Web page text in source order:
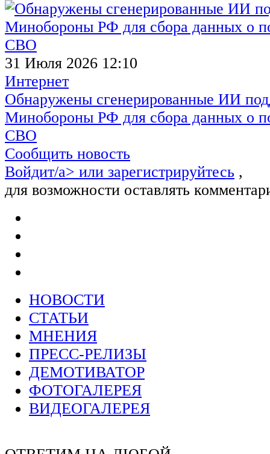
31 Июля 2026 12:10
Интернет
Обнаружены сгенерированные ИИ
Минобороны РФ для сбора данных о
СВО
Сообщить новость
Войдит/a> или зарегистрируйтесь ,
для возможности оставлять
НОВОСТИ
СТАТЬИ
МНЕНИЯ
ПРЕСС-РЕЛИЗЫ
ДЕМОТИВАТОР
ФОТОГАЛЕРЕЯ
ВИДЕОГАЛЕРЕЯ